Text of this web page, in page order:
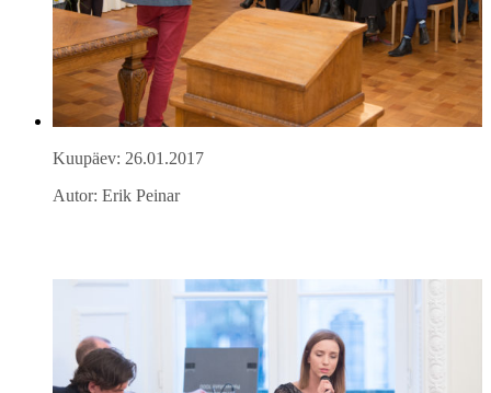
Kuupäev: 26.01.2017
Autor: Erik Peinar